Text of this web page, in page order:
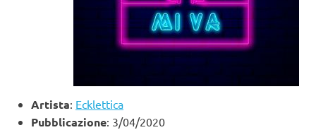
Artista: Ecklettica
Pubblicazione: 3/04/2020